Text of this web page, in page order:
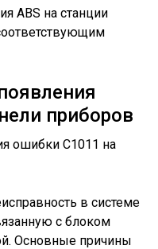
ABS на станции
приборов
в системе
с блоком
Основные причины